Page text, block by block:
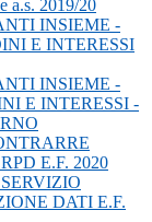
a.s. 2019/20
INSIEME -
E INTERESSI
INSIEME -
E INTERESSI -
E.F. 2020
DATI E.F.